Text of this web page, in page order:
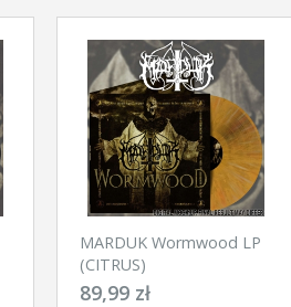
MARDUK Wormwood LP
(CITRUS)
89,99 zł